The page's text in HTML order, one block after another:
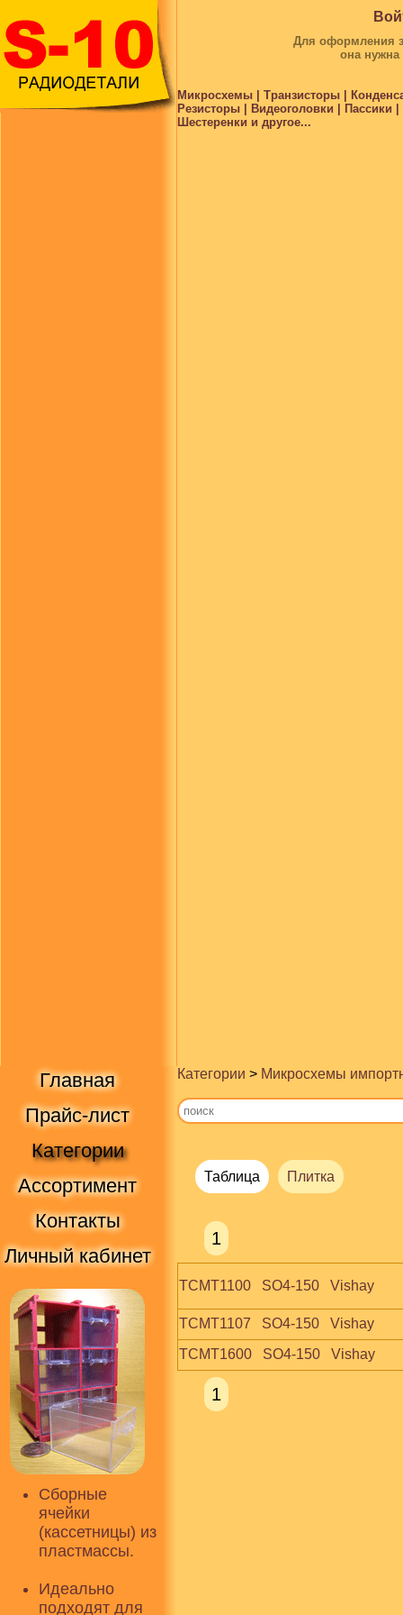
Для оформления
она
Микросхемы | Транзисторы |
Резисторы | Видеоголовки |
Шестеренки и другое...
Главная
Прайс-лист
Категории
Ассортимент
Контакты
Личный кабинет
Сборные
ячейки
(кассетницы) из
пластмассы.
Идеально
подходят для
Категории > Микросхемы
Таблица Плитка
1
TCMT1100   SO4-150   Vishay
TCMT1107   SO4-150   Vishay
TCMT1600   SO4-150   Vishay
1